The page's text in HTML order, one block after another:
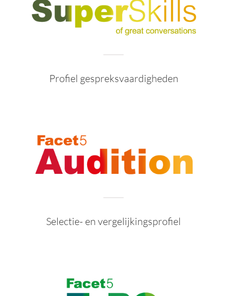
Profiel gespreksvaardigheden
Selectie- en vergelijkingsprofiel